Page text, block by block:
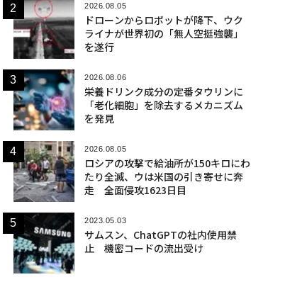
2026.08.05
ドローンからロボットが降下、ウク
ライナが世界初の「無人空挺強襲」
を遂行
2026.08.06
栄養ドリンク成分の定番タウリンに
「老化細胞」を除去するメカニズム
を発見
2026.08.05
ロシアの攻撃で給油所が150キロにわ
たり全滅、ウは米国の引き寄せに奔
走 全面侵攻1623日目
2023.05.03
サムスン、ChatGPTの社内使用禁
止 機密コードの流出受け